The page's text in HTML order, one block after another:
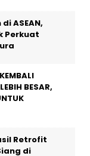
ASEAN,
Perkuat
BESAR,
Retrofit
di